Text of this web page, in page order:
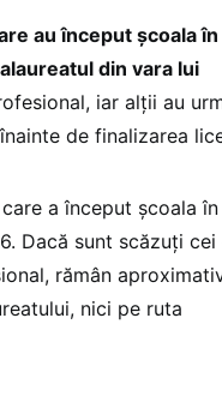
au început școala
din vara lui
iar alții au
de finalizarea
a început școala în
Dacă sunt scăzuți cei
rămân
nici pe ruta